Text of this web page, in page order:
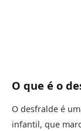
O que é o
O desfralde é
infantil, que